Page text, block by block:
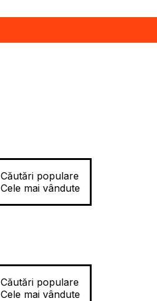
Căutări populare
Cele mai vândute
Căutări populare
Cele mai vândute